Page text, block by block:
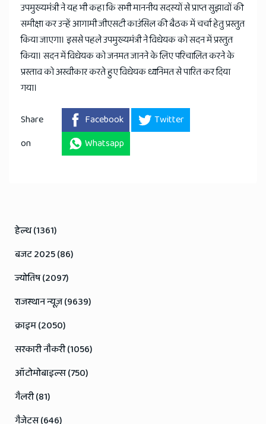
उपमुख्यमंत्री ने यह भी कहा कि सभी माननीय सदस्यों से प्राप्त सुझावों की
समीक्षा कर उन्हें आगामी जीएसटी काउंसिल की बैठक में चर्चा हेतु प्रस्तुत
किया जाएगा। इससे पहले उपमुख्यमंत्री ने विधेयक को सदन में प्रस्तुत
किया। सदन में विधेयक को जनमत जानने के लिए परिचालित करने के
प्रस्ताव को अस्वीकार करते हुए विधेयक ध्वनिमत से पारित कर दिया
गया।
Share
on
Facebook
Twitter
Whatsapp
हेल्थ (1361)
बजट 2025 (86)
ज्योतिष (2097)
राजस्थान न्यूज़ (9639)
क्राइम (2050)
सरकारी नौकरी (1056)
ऑटोमोबाइल्स (750)
गैलरी (81)
गैजेट्स (646)